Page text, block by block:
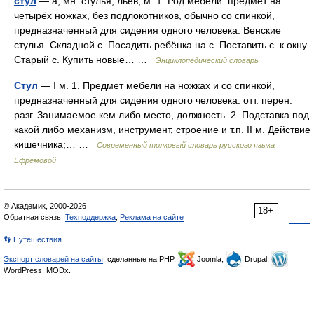
четырёх ножках, без подлокотников, обычно со спинкой,
предназначенный для сидения одного человека. Венские
стулья. Складной с. Посадить ребёнка на с. Поставить с. к окну.
Старый с. Купить новые… …
Энциклопедический словарь
Стул — I м. 1. Предмет мебели на ножках и со спинкой,
предназначенный для сидения одного человека. отт. перен.
разг. Занимаемое кем либо место, должность. 2. Подставка под
какой либо механизм, инструмент, строение и т.п. II м. Действие
кишечника;… …
Современный толковый словарь русского языка
Ефремовой
18+
© Академик, 2000-2026
Обратная связь: Техподдержка Реклама на сайте
👣 Путешествия
Экспорт словарей на сайты , сделанные на PHP, Joomla,
Drupal,
WordPress, MODx.